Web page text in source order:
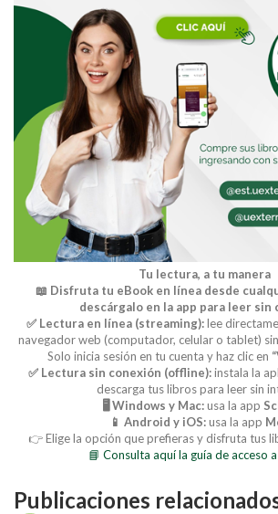
Tu lectura, a tu manera
📖 Disfruta tu eBook en línea desde
descárgalo en la app para leer sin
✅ Lectura en línea (streaming):lee
navegador web (computador, celular o tablet)
Solo inicia sesión en tu cuenta y haz clic en
✅ Lectura sin conexión (offline):instala la
descarga tus libros para leer sin
🖥️ Windows y Mac:usa la app
📱 Android y iOS:usa la app
👉 Elige la opción que prefieras y disfruta tus
📘 Consulta aquí la guía de acceso
Publicaciones